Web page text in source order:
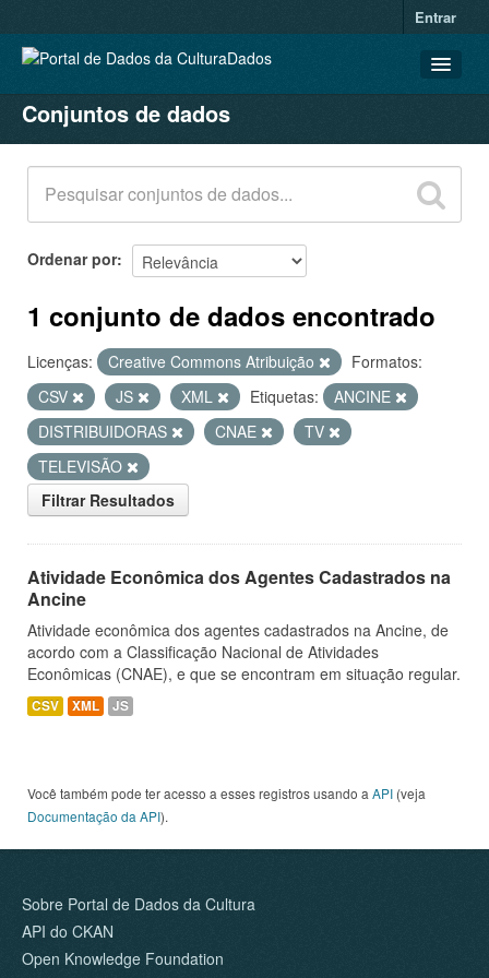
Entrar
CONJUNTOS DE DADOS
ORGANIZAÇÕES
GRUPOS
SOBRE
Conjuntos de dados
Ordenar por
1 conjunto de dados encontrado
Licenças: Creative Commons Atribuição
Formatos:
CSV
JS XML Etiquetas:
ANCINE
DISTRIBUIDORAS
CNAE
TV
TELEVISÃO
Filtrar Resultados
Atividade Econômica dos Agentes Cadastrados na
Ancine
Atividade econômica dos agentes cadastrados na Ancine, de
acordo com a Classificação Nacional de Atividades
Econômicas (CNAE), e que se encontram em situação regular.
CSV XML JS
Você também pode ter acesso a esses registros usando a API (veja
Documentação da API).
Sobre Portal de Dados da Cultura
API do CKAN
Open Knowledge Foundation